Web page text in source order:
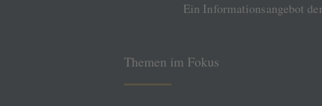
Ein Informationsangebot
Themen im Fokus